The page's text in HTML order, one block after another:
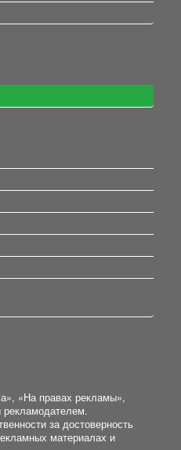
«На правах рекламы»,
рекламодателем.
за достоверность
материалах и